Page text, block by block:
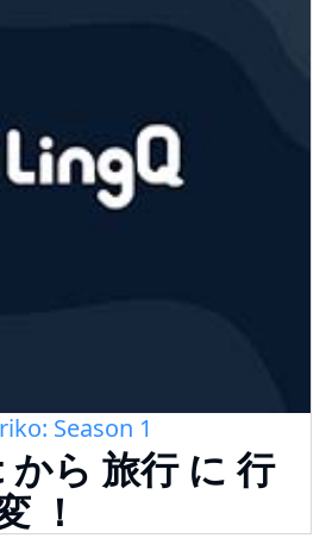
Season 1
ら 旅行 に 行
！